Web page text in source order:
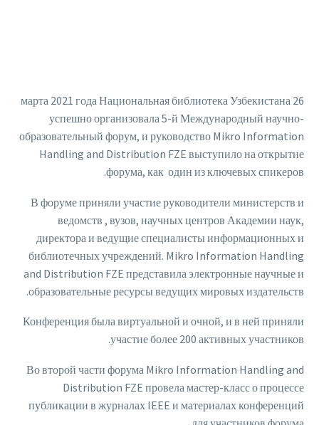
26 марта 2021 года Национальная библиотека Узбекистана
успешно организовала 5-й Международный научно-
образовательный форум, и руководство Mikro Information
Handling and Distribution FZE выступило на открытие
форума, как один из ключевых спикеров.
В форуме приняли участие руководители министерств и
ведомств , вузов, научных центров Академии наук,
директора и ведущие специалисты информационных и
библиотечных учреждений. Mikro Information Handling
and Distribution FZE представила электронные научные и
образовательные ресурсы ведущих мировых издательств.
Конференция была виртуальной и очной, и в ней приняли
участие более 200 активных участников.
Во второй части форума Mikro Information Handling and
Distribution FZE провела мастер-класс о процессе
публикации в журналах IEEE и материалах конференций